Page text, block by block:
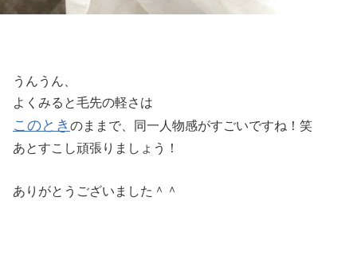
うんうん、
よくみると毛先の軽さは
このとき のままで、同一人物感がすごいですね！笑
あとすこし頑張りましょう！
ありがとうございました＾＾